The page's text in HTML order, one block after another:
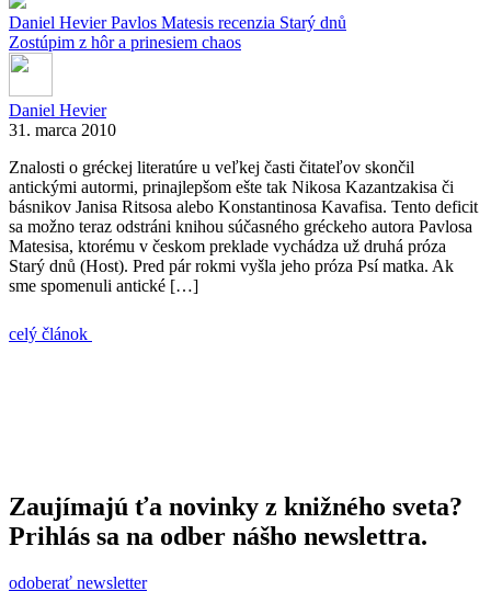
Daniel HevierPavlos Matesis recenzia Starý dnů
Zostúpim z hôr a prinesiem chaos
Daniel Hevier
31. marca 2010
Znalosti o gréckej literatúre u veľkej časti čitateľov skončil
antickými autormi, prinajlepšom ešte tak Nikosa Kazantzakisa či
básnikov Janisa Ritsosa alebo Konstantinosa Kavafisa. Tento deficit
sa možno teraz odstráni knihou súčasného gréckeho autora Pavlosa
Matesisa, ktorému v českom preklade vychádza už druhá próza
Starý dnů (Host). Pred pár rokmi vyšla jeho próza Psí matka. Ak
sme spomenuli antické […]
celý článok
Zaujímajú ťa novinky z knižného sveta?
Prihlás sa na odber nášho newslettra.
odoberať newsletter